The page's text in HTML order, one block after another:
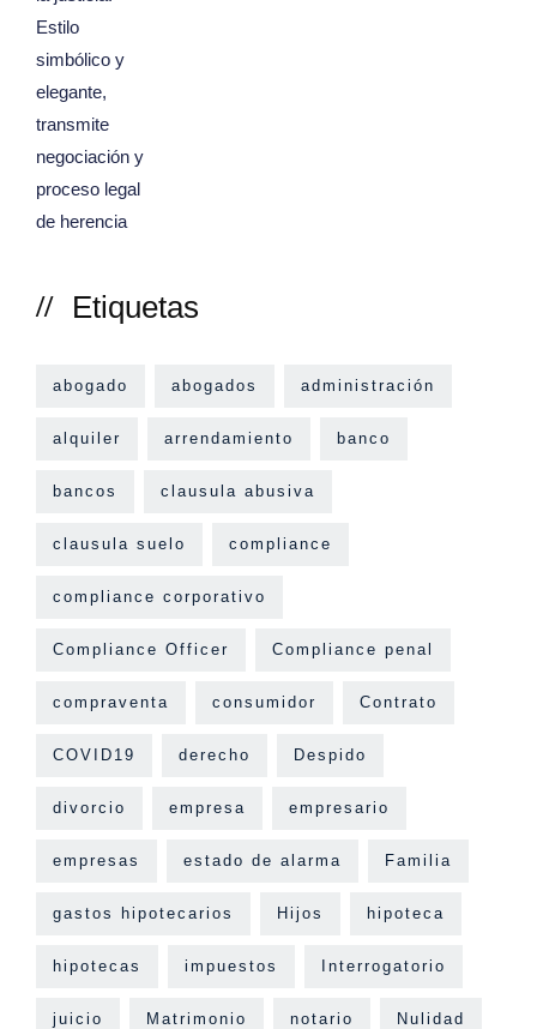
Etiquetas
abogado abogados administración
alquiler arrendamiento banco
bancos clausula abusiva
clausula suelo compliance
compliance corporativo
Compliance Officer Compliance penal
compraventa consumidor Contrato
COVID19 derecho Despido
divorcio empresa empresario
empresas estado de alarma Familia
gastos hipotecarios Hijos hipoteca
hipotecas impuestos Interrogatorio
juicio Matrimonio notario Nulidad